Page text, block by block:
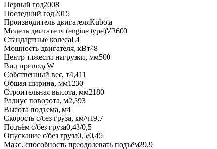
Первый год2008
Последний год2015
Производитель двигателяKubota
Модель двигателя (engine type)V3600
Стандартные колесаL4
Мощность двигателя, кВт48
Центр тяжести нагрузки, мм500
Вид приводаW
Собственный вес, т4,411
Общая ширина, мм1230
Строительная высота, мм2180
Радиус поворота, м2,393
Высота подъема, м4
Скорость с/без груза, км/ч19,7
Подъём с/без груза0,48/0,5
Опускание с/без груза0,5/0,45
Макс. способность преодолевать подъём29,9